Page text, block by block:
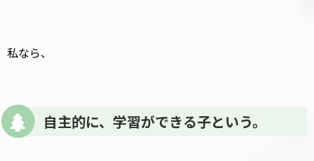
私なら、
自主的に、学習ができる子という。